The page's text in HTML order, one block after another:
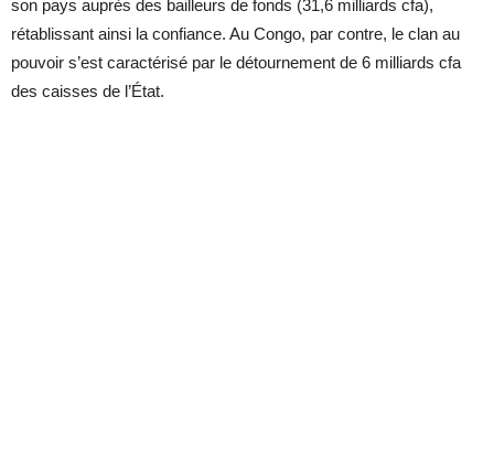
son pays auprès des bailleurs de fonds (31,6 milliards cfa),
rétablissant ainsi la confiance. Au Congo, par contre, le clan au
pouvoir s’est caractérisé par le détournement de 6 milliards cfa
des caisses de l’État.